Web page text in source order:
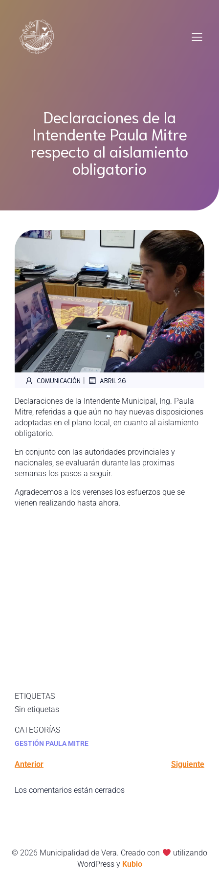
contenido
Declaraciones de la
Intendente Paula Mitre
respecto al aislamiento
obligatorio
COMUNICACIÓN | ABRIL 26
Declaraciones de la Intendente Municipal, Ing. Paula
Mitre, referidas a que aún no hay nuevas disposiciones
adoptadas en el plano local, en cuanto al aislamiento
obligatorio.
En conjunto con las autoridades provinciales y
nacionales, se evaluarán durante las proximas
semanas los pasos a seguir.
Agradecemos a los verenses los esfuerzos que se
vienen realizando hasta ahora.
ETIQUETAS
Sin etiquetas
CATEGORÍAS
GESTIÓN PAULA MITRE
Anterior Siguiente
Los comentarios están cerrados
© 2026 Municipalidad de Vera. Creado con
utilizando
WordPress y Kubio